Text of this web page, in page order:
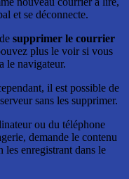
et se déconnecte.
supprimer le courrier
plus le voir si vous
le navigateur.
il est possible de
sans les supprimer.
ou du téléphone
demande le contenu
les enregistrant dans le